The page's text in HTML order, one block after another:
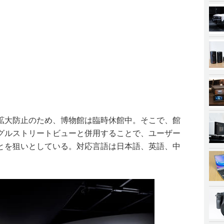
大防止のため、博物館は臨時休館中。そこで、館
ルストリートビューと併用することで、ユーザー
狙いとしている。対応言語は日本語、英語、中